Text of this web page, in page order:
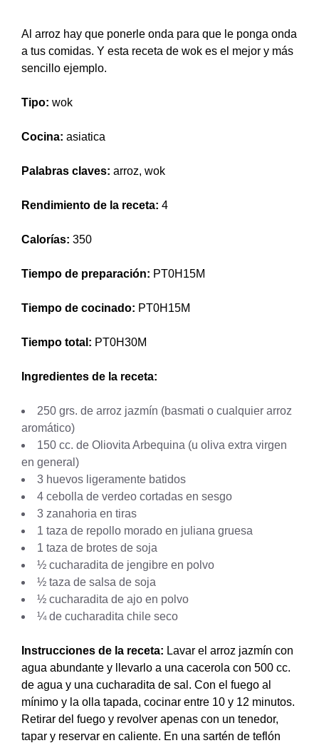
Al arroz hay que ponerle onda para que le ponga onda
a tus comidas. Y esta receta de wok es el mejor y más
sencillo ejemplo.
Tipo: wok
Cocina: asiatica
Palabras claves: arroz, wok
Rendimiento de la receta: 4
Calorías: 350
Tiempo de preparación: PT0H15M
Tiempo de cocinado: PT0H15M
Tiempo total: PT0H30M
Ingredientes de la receta:
250 grs. de arroz jazmín (basmati o cualquier arroz
aromático)
150 cc. de Oliovita Arbequina (u oliva extra virgen
en general)
3 huevos ligeramente batidos
4 cebolla de verdeo cortadas en sesgo
3 zanahoria en tiras
1 taza de repollo morado en juliana gruesa
1 taza de brotes de soja
½ cucharadita de jengibre en polvo
½ taza de salsa de soja
½ cucharadita de ajo en polvo
¼ de cucharadita chile seco
Instrucciones de la receta: Lavar el arroz jazmín con
agua abundante y llevarlo a una cacerola con 500 cc.
de agua y una cucharadita de sal. Con el fuego al
mínimo y la olla tapada, cocinar entre 10 y 12 minutos.
Retirar del fuego y revolver apenas con un tenedor,
tapar y reservar en caliente. En una sartén de teflón